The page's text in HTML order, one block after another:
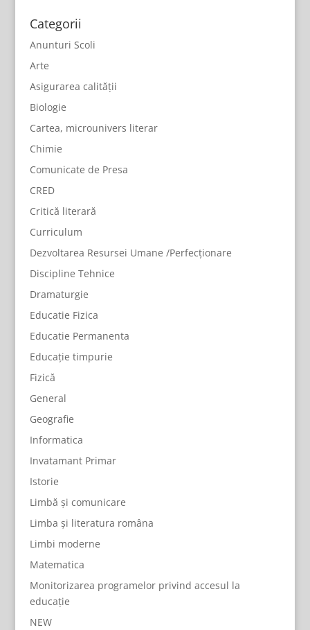
Categorii
Anunturi Scoli
Arte
Asigurarea calității
Biologie
Cartea, microunivers literar
Chimie
Comunicate de Presa
CRED
Critică literară
Curriculum
Dezvoltarea Resursei Umane /Perfecționare
Discipline Tehnice
Dramaturgie
Educatie Fizica
Educatie Permanenta
Educație timpurie
Fizică
General
Geografie
Informatica
Invatamant Primar
Istorie
Limbă și comunicare
Limba și literatura româna
Limbi moderne
Matematica
Monitorizarea programelor privind accesul la
educație
NEW